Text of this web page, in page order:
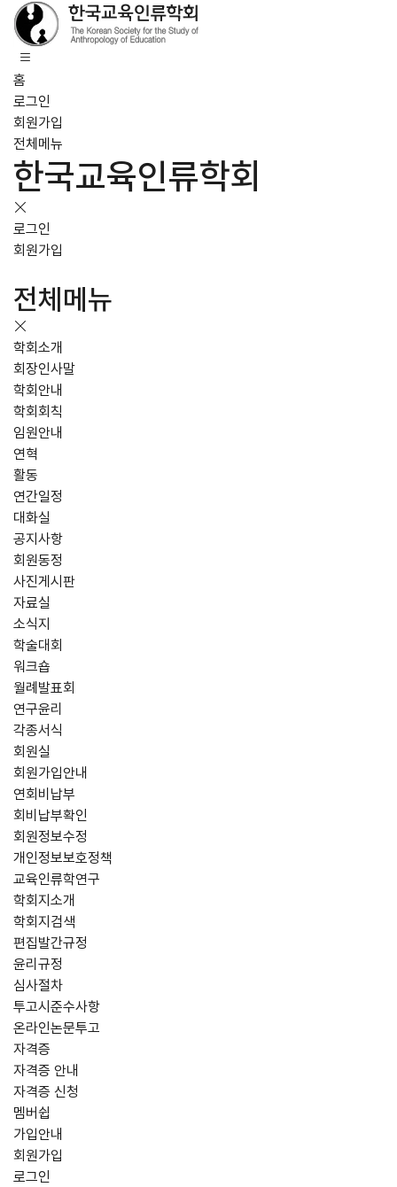
홈
로그인
회원가입
전체메뉴
한국교육인류학회
로그인
회원가입
전체메뉴
학회소개
회장인사말
학회안내
학회회칙
임원안내
연혁
활동
연간일정
대화실
공지사항
회원동정
사진게시판
자료실
소식지
학술대회
워크숍
월례발표회
연구윤리
각종서식
회원실
회원가입안내
연회비납부
회비납부확인
회원정보수정
개인정보보호정책
교육인류학연구
학회지소개
학회지검색
편집발간규정
윤리규정
심사절차
투고시준수사항
온라인논문투고
자격증
자격증 안내
자격증 신청
멤버쉽
가입안내
회원가입
로그인